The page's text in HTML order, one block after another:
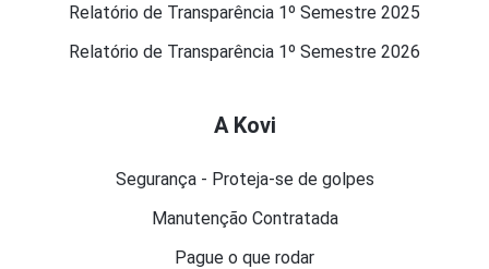
Relatório de Transparência 1º Semestre 2025
Relatório de Transparência 1º Semestre 2026
A Kovi
Segurança - Proteja-se de golpes
Manutenção Contratada
Pague o que rodar